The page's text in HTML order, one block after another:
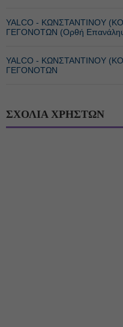
YALCO - ΚΩΝΣΤΑΝΤΙΝΟΥ
ΓΕΓΟΝΟΤΩΝ (Ορθή
YALCO - ΚΩΝΣΤΑΝΤΙΝΟΥ
ΓΕΓΟΝΟΤΩΝ
ΣΧΟΛΙΑ ΧΡΗΣΤΩΝ